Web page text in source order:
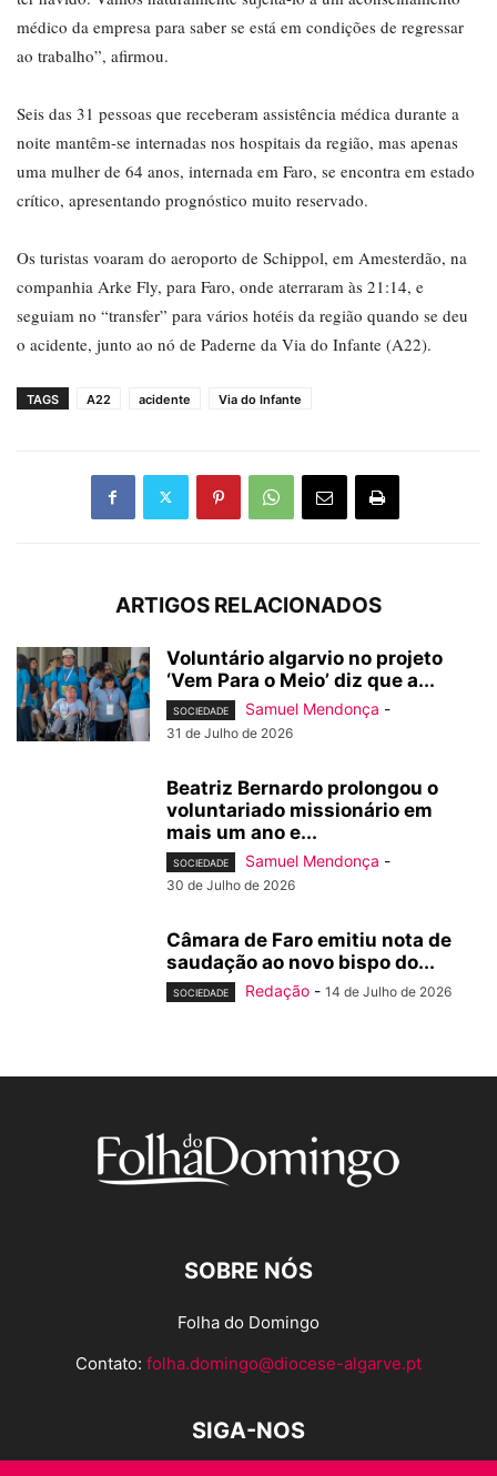
médico da empresa para saber se está em condições de regressar
ao trabalho”, afirmou.
Seis das 31 pessoas que receberam assistência médica durante a
noite mantêm-se internadas nos hospitais da região, mas apenas
uma mulher de 64 anos, internada em Faro, se encontra em estado
crítico, apresentando prognóstico muito reservado.
Os turistas voaram do aeroporto de Schippol, em Amesterdão, na
companhia Arke Fly, para Faro, onde aterraram às 21:14, e
seguiam no “transfer” para vários hotéis da região quando se deu
o acidente, junto ao nó de Paderne da Via do Infante (A22).
TAGS A22 acidente Via do Infante
ARTIGOS RELACIONADOS
Voluntário algarvio no projeto
‘Vem Para o Meio’ diz que a...
SOCIEDADE Samuel Mendonça -
31 de Julho de 2026
Beatriz Bernardo prolongou o
voluntariado missionário em
mais um ano e...
SOCIEDADE Samuel Mendonça -
30 de Julho de 2026
Câmara de Faro emitiu nota de
saudação ao novo bispo do...
SOCIEDADE Redação - 14 de Julho de 2026
SOBRE NÓS
Folha do Domingo
Contato: folha.domingo@diocese-algarve.pt
SIGA-NOS